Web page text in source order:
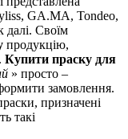
GA.MA, Tondeo,
далі. Своїм
продукцію,
. Купити праску для
» просто –
замовлення.
призначені
такі